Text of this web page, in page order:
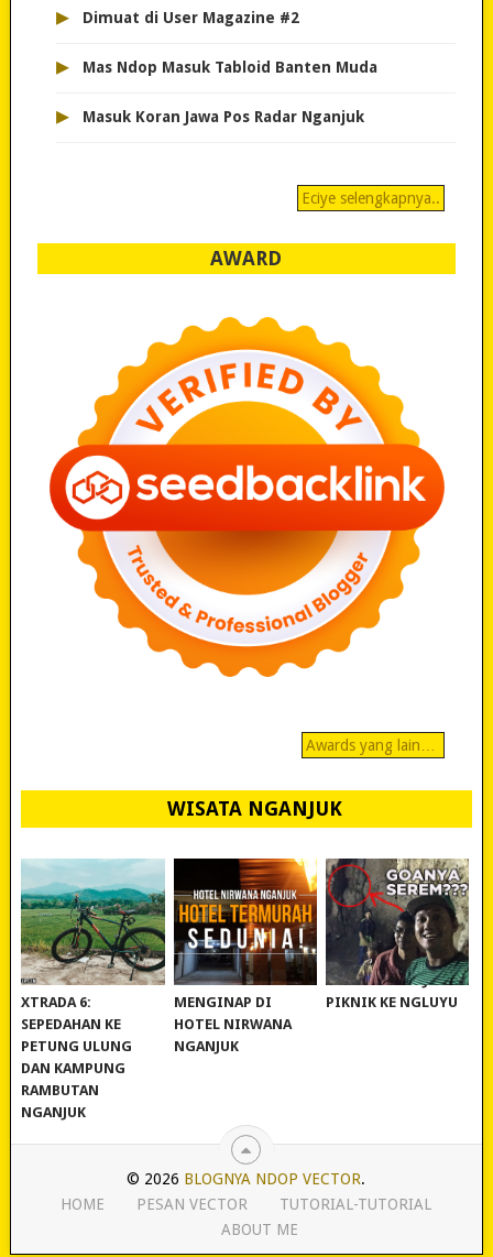
▸ Dimuat di User Magazine #2
▸ Mas Ndop Masuk Tabloid Banten Muda
▸ Masuk Koran Jawa Pos Radar Nganjuk
Eciye selengkapnya..
AWARD
Awards yang lain…
WISATA NGANJUK
REVIEW POLYGON
XTRADA 6:
SEPEDAHAN KE
PETUNG ULUNG
DAN KAMPUNG
RAMBUTAN
NGANJUK
MURAH BANGET!
MENGINAP DI
HOTEL NIRWANA
NGANJUK
WISATA NGANJUK:
PIKNIK KE NGLUYU
© 2026 BLOGNYA NDOP VECTOR.
HOME
PESAN VECTOR
TUTORIAL-TUTORIAL
ABOUT ME